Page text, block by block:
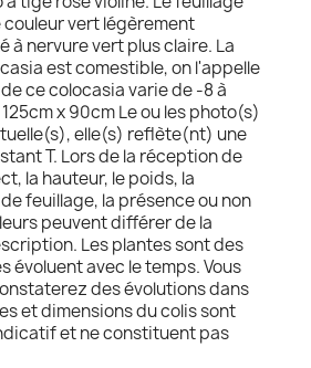
couleur vert légèrement
à nervure vert plus claire. La
est comestible, on l'appelle
ce colocasia varie de -8 à
x 90cm Le ou les photo(s)
elle(s) reflète(nt) une
T. Lors de la réception de
la hauteur, le poids, la
feuillage, la présence ou non
peuvent différer de la
Les plantes sont des
évoluent avec le temps. Vous
des évolutions dans
et dimensions du colis sont
et ne constituent pas